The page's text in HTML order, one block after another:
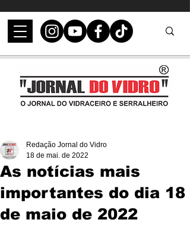
As notícias mais
importantes do dia 18
de maio de 2022
Redação Jornal do Vidro
18 de mai. de 2022